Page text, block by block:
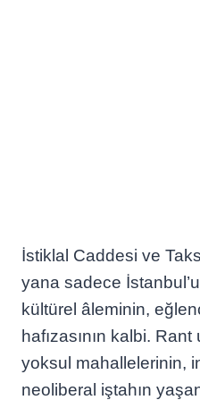
İstiklal Caddesi ve
yana sadece
kültürel âleminin,
hafızasının kalbi.
yoksul mahallelerinin,
neoliberal iştahın